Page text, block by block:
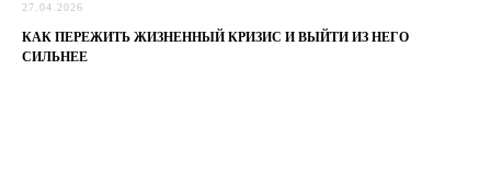
27.04.2026
КАК ПЕРЕЖИТЬ ЖИЗНЕННЫЙ КРИЗИС И ВЫЙТИ ИЗ НЕГО
СИЛЬНЕЕ